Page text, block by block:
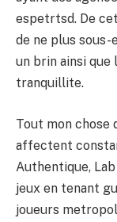
espetrtsd. De
de ne plus
un brin ainsi que
tranquillite.
Tout mon chose
affectent
Authentique,
jeux en tenant
joueurs